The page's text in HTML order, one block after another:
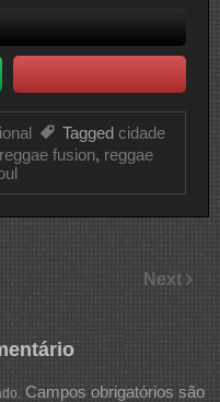
Tagged cidade
reggae fusion, reggae
Next
Campos obrigatórios são